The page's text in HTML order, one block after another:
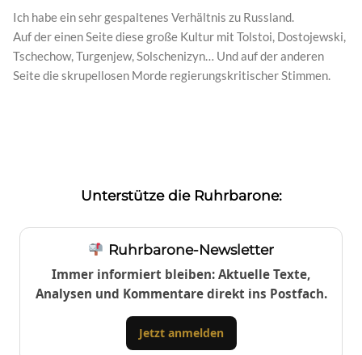
Ich habe ein sehr gespaltenes Verhältnis zu Russland.
Auf der einen Seite diese große Kultur mit Tolstoi, Dostojewski,
Tschechow, Turgenjew, Solschenizyn… Und auf der anderen
Seite die skrupellosen Morde regierungskritischer Stimmen.
Unterstütze die Ruhrbarone:
Ruhrbarone-Newsletter
Immer informiert bleiben: Aktuelle Texte,
Analysen und Kommentare direkt ins Postfach.
Jetzt anmelden